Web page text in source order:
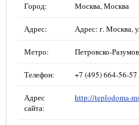
Город: Москва, Москва
Адрес: Адрес: г. Москва,
Метро: Петровско-
Телефон: +7 (495) 664-56-57
Адрес
сайта:
http://teplodoma-